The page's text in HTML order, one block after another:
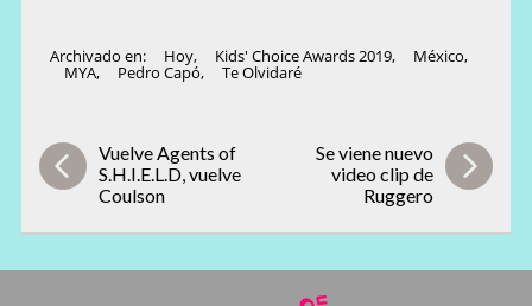
Archivado en: Hoy, Kids' Choice Awards 2019, México,
MYA, Pedro Capó, Te Olvidaré
Vuelve Agents of
S.H.I.E.L.D, vuelve
Coulson
Se viene nuevo
video clip de
Ruggero